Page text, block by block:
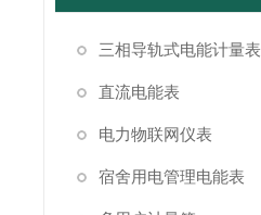
三相导轨式电能计量表
直流电能表
电力物联网仪表
宿舍用电管理电能表